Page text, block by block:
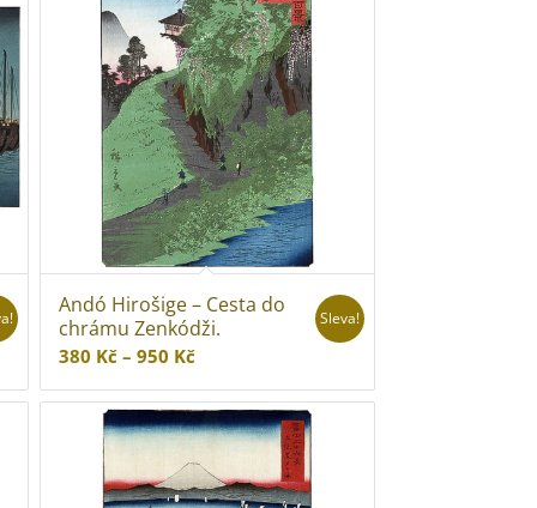
950 Kč
Andó Hirošige – Cesta do
chrámu Zenkódži.
380 Kč – 950 KčRozpětí
380 Kč
až
950 Kč
Sleva!